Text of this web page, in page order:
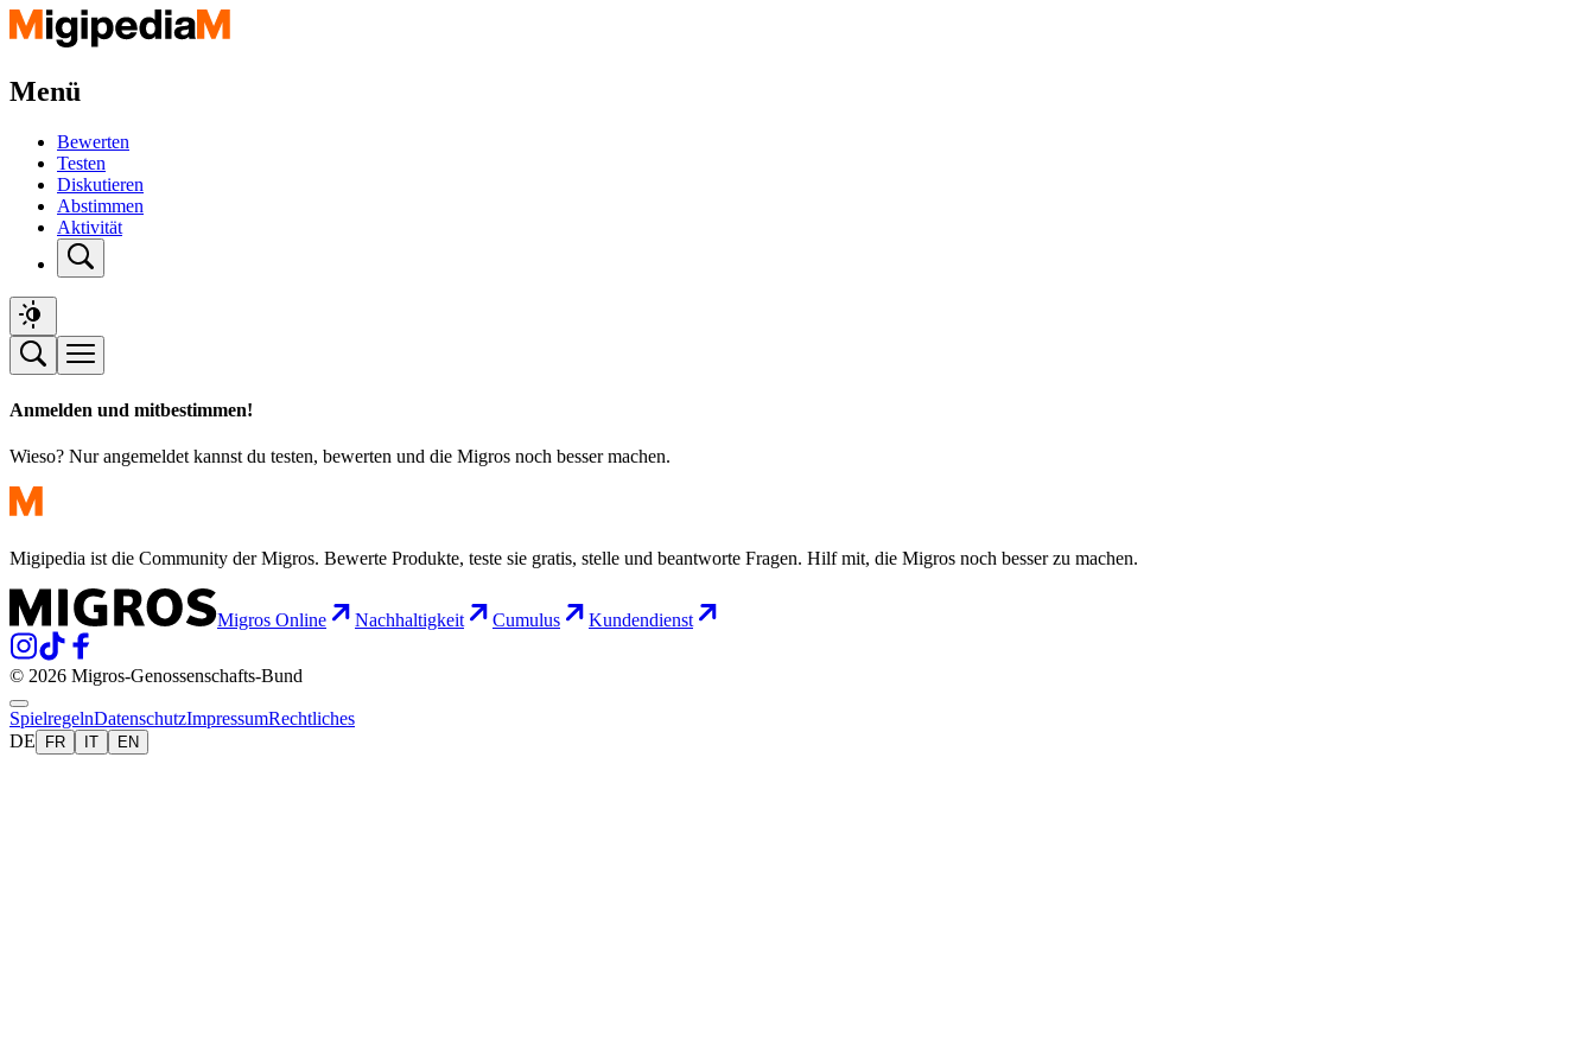
Menü
Bewerten
Testen
Diskutieren
Abstimmen
Aktivität
Anmelden und mitbestimmen!
Wieso? Nur angemeldet kannst du testen, bewerten und die Migros noch besser machen.
Migipedia ist die Community der Migros. Bewerte Produkte, teste sie gratis, stelle und beantworte Fragen. Hilf mit, die Migros noch besser zu machen.
Migros Online Nachhaltigkeit Cumulus Kundendienst
© 2026 Migros-Genossenschafts-Bund
SpielregelnDatenschutzImpressumRechtliches
DE
FR IT EN